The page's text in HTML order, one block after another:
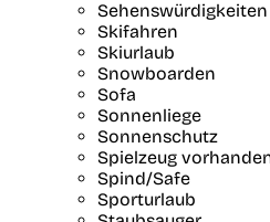
Skifahren
Skiurlaub
Snowboarden
Sofa
Sonnenliege
Sonnenschutz
Spielzeug
Spind/Safe
Sporturlaub